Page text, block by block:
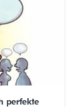
perfekte